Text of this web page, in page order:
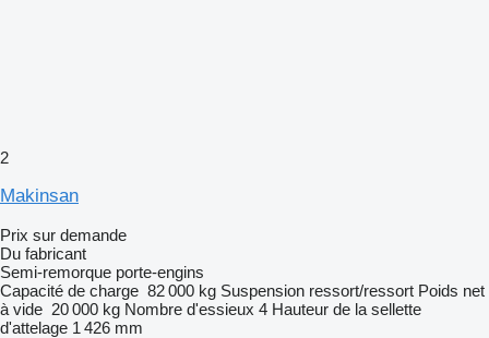
2
Makinsan
Prix sur demande
Du fabricant
Semi-remorque porte-engins
Capacité de charge 82 000 kg Suspension ressort/ressort Poids net
à vide 20 000 kg Nombre d'essieux 4 Hauteur de la sellette
d'attelage 1 426 mm